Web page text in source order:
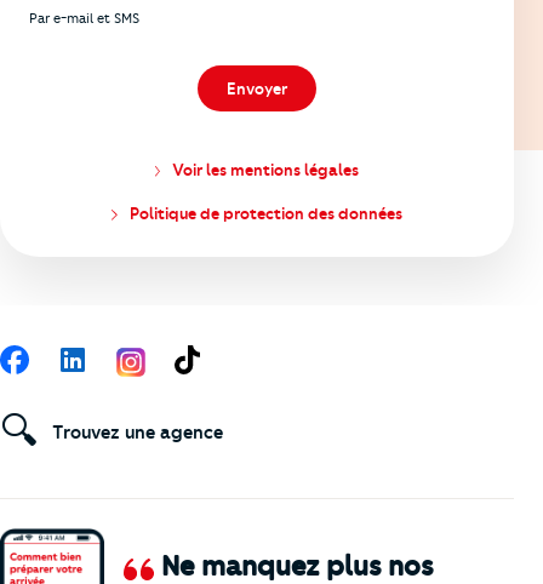
Par e-mail et SMS
Envoyer
Voir les mentions légales
Politique de protection des données
Ne manquez plus nos
Suivez-nous
FacebookLinkedIn TikTok
🔍 Trouvez une agence